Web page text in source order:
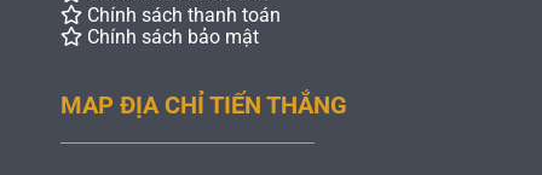
Chính sách thanh toán
Chính sách bảo mật
MAP ĐỊA CHỈ TIẾN THẮNG